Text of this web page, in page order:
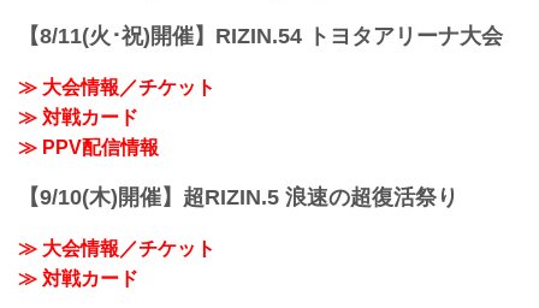
ルト・サトシ...
【8/11(火･祝)開催】RIZIN.54 トヨタアリーナ大会
≫ 大会情報／チケット
≫ 対戦カード
≫ PPV配信情報
【9/10(木)開催】超RIZIN.5 浪速の超復活祭り
≫ 大会情報／チケット
≫ 対戦カード